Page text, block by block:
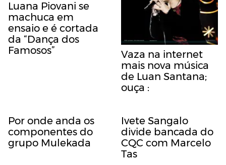
Luana Piovani se
machuca em
ensaio e é cortada
da “Dança dos
Famosos”
Vaza na internet
mais nova música
de Luan Santana;
ouça :
Por onde anda os
componentes do
grupo Mulekada
Ivete Sangalo
divide bancada do
CQC com Marcelo
Tas